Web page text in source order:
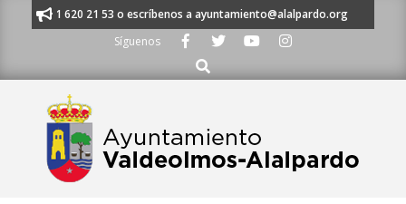
al 91 620 21 53 o escríbenos a ayuntamiento@alalpardo.org
Síguenos
Buscar